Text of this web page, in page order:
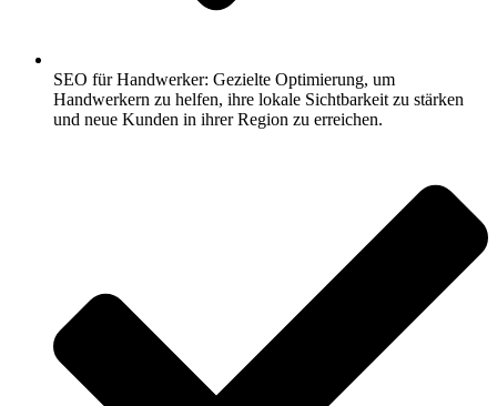
SEO für Handwerker: Gezielte Optimierung, um
Handwerkern zu helfen, ihre lokale Sichtbarkeit zu stärken
und neue Kunden in ihrer Region zu erreichen.